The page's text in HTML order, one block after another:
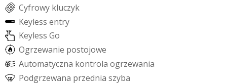
Cyfrowy kluczyk
Keyless entry
Keyless Go
Ogrzewanie postojowe
Automatyczna kontrola ogrzewania
Podgrzewana przednia szyba